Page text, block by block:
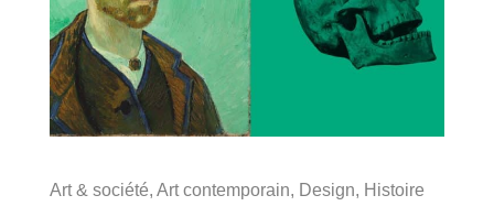
Art & société, Art contemporain, Design, Histoire